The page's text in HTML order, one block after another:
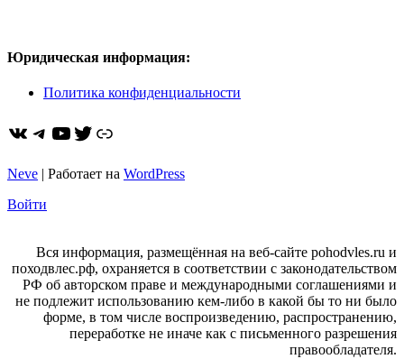
Юридическая информация:
Политика конфиденциальности
ВКонтакте
Telegram
YouTube
Twitter
https://dzen.ru/pohodvles
Neve | Работает на WordPress
Войти
Вся информация, размещённая на веб-сайте pohodvles.ru и
походвлес.рф, охраняется в соответствии с законодательством
РФ об авторском праве и международными соглашениями и
не подлежит использованию кем-либо в какой бы то ни было
форме, в том числе воспроизведению, распространению,
переработке не иначе как с письменного разрешения
правообладателя.